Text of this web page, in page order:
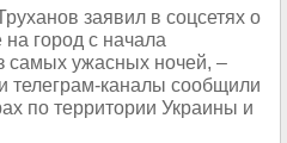
заявил в соцсетях о
город с начала
самых ужасных ночей, –
каналы сообщили
по территории Украины и